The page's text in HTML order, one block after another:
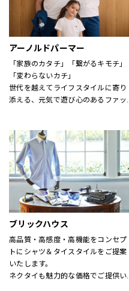
アーノルドパーマー
「家族のカタチ」「繋がるキモチ」
「変わらないカチ」
世代を越えてライフスタイルに寄り
添える、元気で遊び心のあるファッ
れている「アーノルド パーマー」で
す。
※イーアスつくば店ではキッズの取
扱いはございません。
ブリックハウス
高品質・高感度・高機能をコンセプ
トにシャツ＆タイスタイルをご提案
いたします。
ネクタイも魅力的な価格でご提供い